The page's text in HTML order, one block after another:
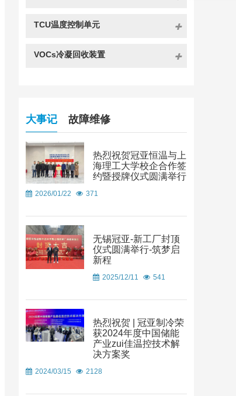
TCU温度控制单元
VOCs冷凝回收装置
大事记 故障维修
热烈祝贺冠亚恒温与上
海理工大学校企合作签
约暨授牌仪式圆满举行
2026/01/22 371
无锡冠亚-新工厂封顶
仪式圆满举行-筑梦启
新程
2025/12/11 541
热烈祝贺 | 冠亚制冷荣
获2024年度中国储能
产业zui佳温控技术解
决方案奖
2024/03/15 2128